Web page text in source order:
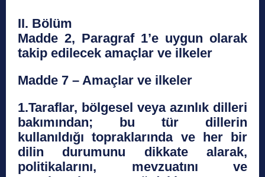
II. Bölüm
Madde 2, Paragraf 1’e uygun olarak
takip edilecek amaçlar ve ilkeler
Madde 7 – Amaçlar ve ilkeler
1.Taraflar, bölgesel veya azınlık dilleri
bakımından; bu tür dillerin
kullanıldığı topraklarında ve her bir
dilin durumunu dikkate alarak,
politikalarını, mevzuatını ve